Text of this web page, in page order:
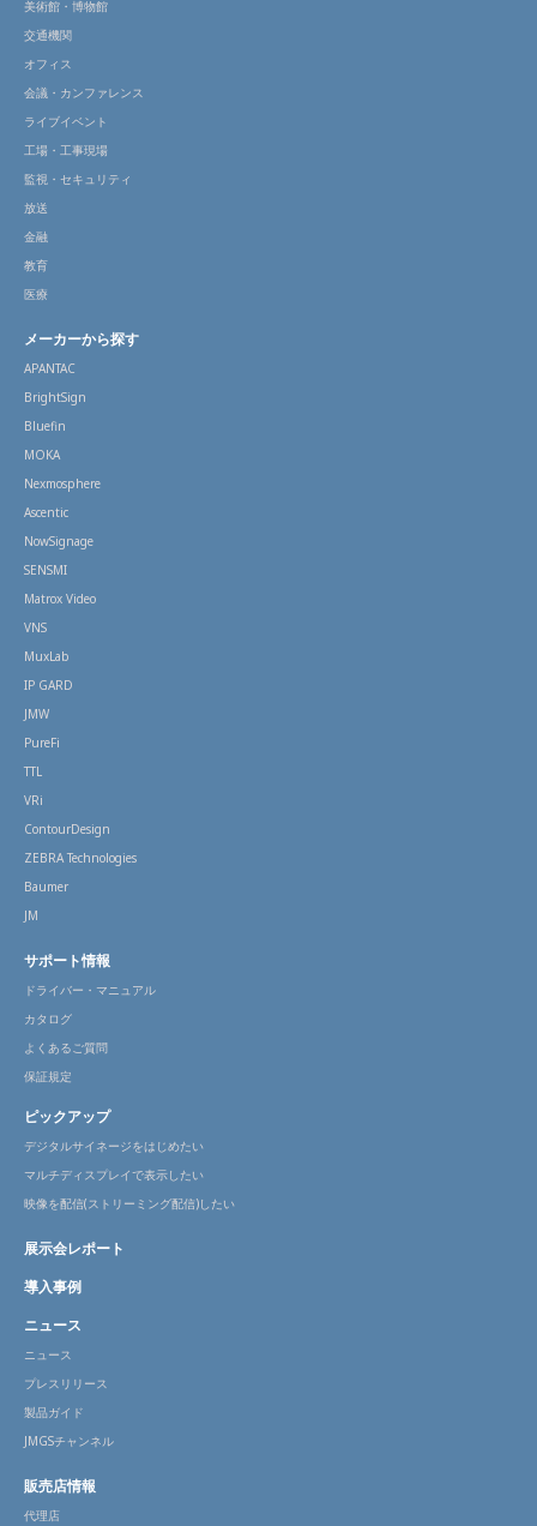
美術館・博物館
交通機関
オフィス
会議・カンファレンス
ライブイベント
工場・工事現場
監視・セキュリティ
放送
金融
教育
医療
メーカーから探す
APANTAC
BrightSign
Bluefin
MOKA
Nexmosphere
Ascentic
NowSignage
SENSMI
Matrox Video
VNS
MuxLab
IP GARD
JMW
PureFi
TTL
VRi
ContourDesign
ZEBRA Technologies
Baumer
JM
サポート情報
ドライバー・マニュアル
カタログ
よくあるご質問
保証規定
ピックアップ
デジタルサイネージをはじめたい
マルチディスプレイで表示したい
映像を配信(ストリーミング配信)したい
展示会レポート
導入事例
ニュース
ニュース
プレスリリース
製品ガイド
JMGSチャンネル
販売店情報
代理店